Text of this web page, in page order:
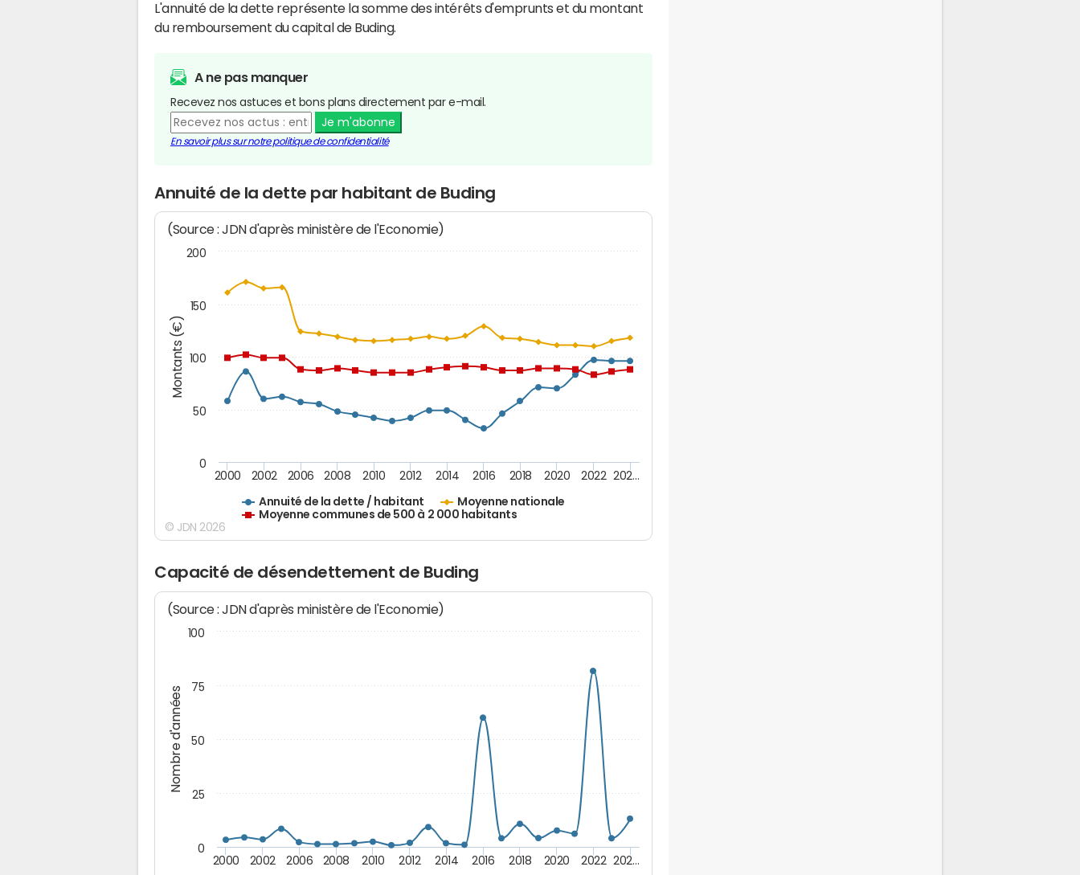
L'annuité de la dette représente la somme des intérêts d'emprunts et du montant
du remboursement du capital de Buding.
A ne pas manquer
Recevez nos astuces et bons plans directement par e-mail.
Je m'abonne
En savoir plus sur notre politique de confidentialité
Annuité de la dette par habitant de Buding
Montants (€)
(Source : JDN d'après ministère de l'Economie)
Annuité de la dette / habitant
Moyenne nationale
Moyenne communes de 500 à 2 000 habitants
2000 2002 2006 2008 2010 2012 2014 2016 2018 2020 2022 202…
0
50
100
150
200
© JDN 2026
Capacité de désendettement de Buding
Nombre d'années
(Source : JDN d'après ministère de l'Economie)
2000 2002 2006 2008 2010 2012 2014 2016 2018 2020 2022 202…
0
25
50
75
100